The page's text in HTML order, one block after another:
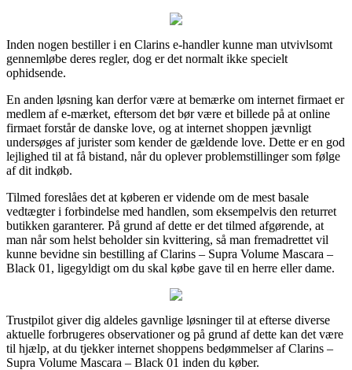
Inden nogen bestiller i en Clarins e-handler kunne man utvivlsomt
gennemløbe deres regler, dog er det normalt ikke specielt
ophidsende.
En anden løsning kan derfor være at bemærke om internet firmaet er
medlem af e-mærket, eftersom det bør være et billede på at online
firmaet forstår de danske love, og at internet shoppen jævnligt
undersøges af jurister som kender de gældende love. Dette er en god
lejlighed til at få bistand, når du oplever problemstillinger som følge
af dit indkøb.
Tilmed foreslåes det at køberen er vidende om de mest basale
vedtægter i forbindelse med handlen, som eksempelvis den returret
butikken garanterer. På grund af dette er det tilmed afgørende, at
man når som helst beholder sin kvittering, så man fremadrettet vil
kunne bevidne sin bestilling af Clarins – Supra Volume Mascara –
Black 01, ligegyldigt om du skal købe gave til en herre eller dame.
Trustpilot giver dig aldeles gavnlige løsninger til at efterse diverse
aktuelle forbrugeres observationer og på grund af dette kan det være
til hjælp, at du tjekker internet shoppens bedømmelser af Clarins –
Supra Volume Mascara – Black 01 inden du køber.